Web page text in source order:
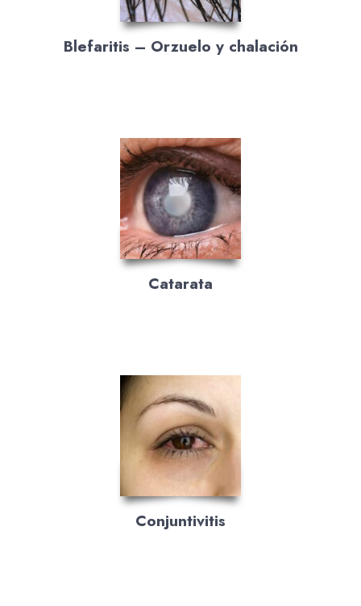
Blefaritis – Orzuelo y chalación
Catarata
Conjuntivitis